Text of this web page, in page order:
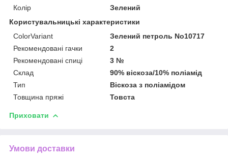
Колір
Зелений
Користувальницькі характеристики
ColorVariant
Зелений петроль No10717
Рекомендовані гачки
2
Рекомендовані спиці
3 №
Склад
90% віскоза/10% поліамід
Тип
Віскоза з поліамідом
Товщина пряжі
Товста
Приховати
Умови доставки